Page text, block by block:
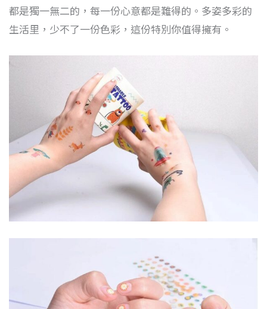
都是獨一無二的，每一份心意都是難得的。多姿多彩的
生活里，少不了一份色彩，這份特別你值得擁有。